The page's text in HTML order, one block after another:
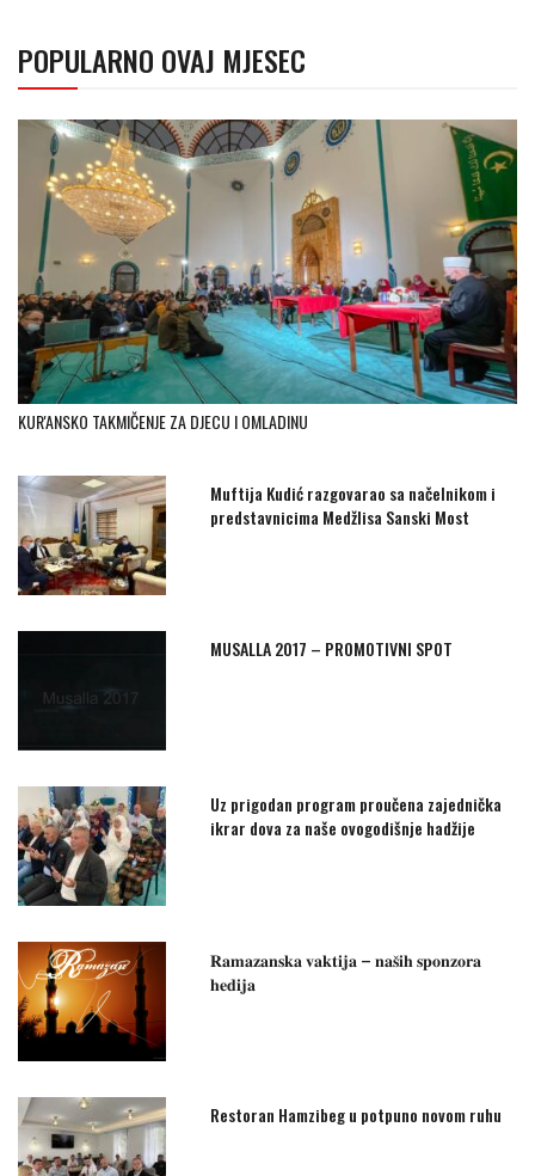
POPULARNO OVAJ MJESEC
KUR'ANSKO TAKMIČENJE ZA DJECU I OMLADINU
Muftija Kudić razgovarao sa načelnikom i
predstavnicima Medžlisa Sanski Most
MUSALLA 2017 – PROMOTIVNI SPOT
Uz prigodan program proučena zajednička
ikrar dova za naše ovogodišnje hadžije
𝐑𝐚𝐦𝐚𝐳𝐚𝐧𝐬𝐤𝐚 𝐯𝐚𝐤𝐭𝐢𝐣𝐚 – 𝐧𝐚𝐬̌𝐢𝐡 𝐬𝐩𝐨𝐧𝐳𝐨𝐫𝐚
𝐡𝐞𝐝𝐢𝐣𝐚
Restoran Hamzibeg u potpuno novom ruhu